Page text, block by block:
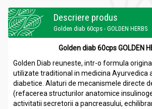
Descriere produs
Golden diab 60cps - GOLDEN HERBS
Golden diab 60cps GOLDEN
Golden Diab reuneste, intr-o formula
utilizate traditional in medicina Ayurvedica
diabetice. Alaturi de mecanismele directe
(refacerea structurilor anatomice
activitatii secretorii a pancreasului,